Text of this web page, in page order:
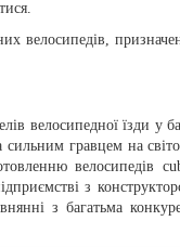
велосипедів,
велосипедної їзди у
сильним гравцем на
велосипедів
з
з багатьма